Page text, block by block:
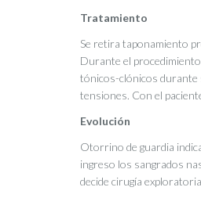
Tratamiento
Se retira taponamiento
Durante el
tónicos-clónicos durante
tensiones. Con el
Evolución
Otorrino de guardia
ingreso los sangrados
decide cirugía